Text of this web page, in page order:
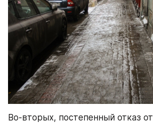
Во-вторых, постепенный отказ от